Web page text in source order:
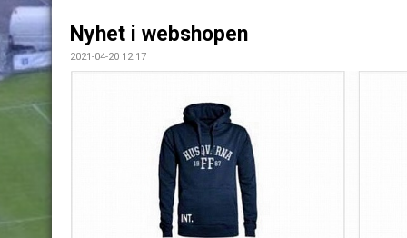
Nyhet i webshopen
2021-04-20 12:17